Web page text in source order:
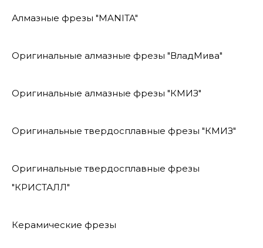
Алмазные фрезы "MANITA"
Оригинальные алмазные фрезы "ВладМива"
Оригинальные алмазные фрезы "КМИЗ"
Оригинальные твердосплавные фрезы "КМИЗ"
Оригинальные твердосплавные фрезы
"КРИСТАЛЛ"
Керамические фрезы